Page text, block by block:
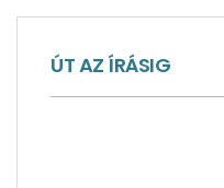
ÚT AZ ÍRÁSIG